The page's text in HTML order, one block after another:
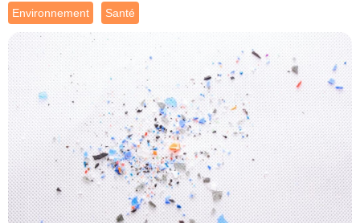
Environnement Santé